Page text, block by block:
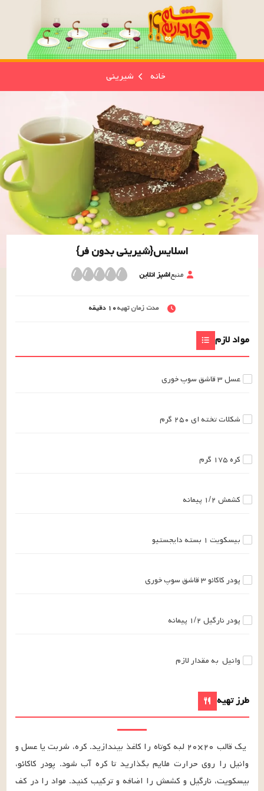
خانه شیرینی
اسلایس{شیرینی بدون فر}
منبعاشپز انلاین
مدت زمان تهیه۱۰ دقیقه
مواد لازم
عسل۳قاشق سوپ خوری
شکلات تخته ای ۲۵۰ گرم
کره۱۷۵ گرم
کشمش ۱/۲ پیمانه
بیسکویت ۱ بستهدایجستیو
پودر کاکائو۳قاشق سوپ خوری
پودر نارگیل ۱/۲ پیمانه
وانیل به مقدار لازم
طرز تهیه